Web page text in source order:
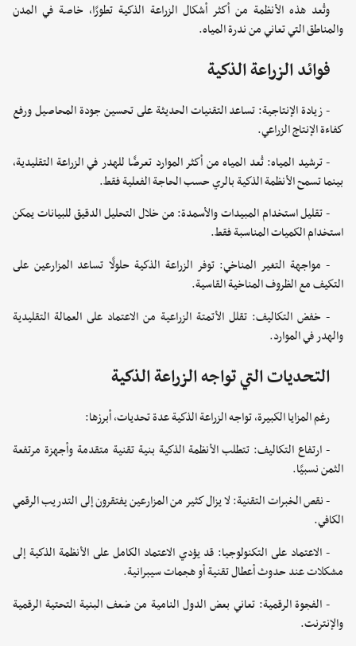
وتُعد هذه الأنظمة من أكثر أشكال الزراعة الذكية تطورًا، خاصة في المدن
والمناطق التي تعاني من ندرة المياه.
فوائد الزراعة الذكية
- زيادة الإنتاجية: تساعد التقنيات الحديثة على تحسين جودة المحاصيل ورفع
كفاءة الإنتاج الزراعي.
- ترشيد المياه: تُعد المياه من أكثر الموارد تعرضًا للهدر في الزراعة التقليدية،
بينما تسمح الأنظمة الذكية بالري حسب الحاجة الفعلية فقط.
- تقليل استخدام المبيدات والأسمدة: من خلال التحليل الدقيق للبيانات يمكن
استخدام الكميات المناسبة فقط.
- مواجهة التغير المناخي: توفر الزراعة الذكية حلولًا تساعد المزارعين على
التكيف مع الظروف المناخية القاسية.
- خفض التكاليف: تقلل الأتمتة الزراعية من الاعتماد على العمالة التقليدية
والهدر في الموارد.
التحديات التي تواجه الزراعة الذكية
رغم المزايا الكبيرة، تواجه الزراعة الذكية عدة تحديات، أبرزها:
- ارتفاع التكاليف: تتطلب الأنظمة الذكية بنية تقنية متقدمة وأجهزة مرتفعة
الثمن نسبيًا.
- نقص الخبرات التقنية: لا يزال كثير من المزارعين يفتقرون إلى التدريب الرقمي
الكافي.
- الاعتماد على التكنولوجيا: قد يؤدي الاعتماد الكامل على الأنظمة الذكية إلى
مشكلات عند حدوث أعطال تقنية أو هجمات سيبرانية.
- الفجوة الرقمية: تعاني بعض الدول النامية من ضعف البنية التحتية الرقمية
والإنترنت.